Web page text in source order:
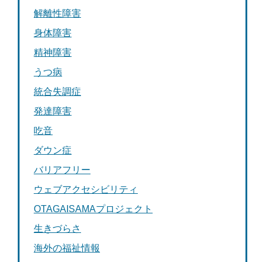
解離性障害
身体障害
精神障害
うつ病
統合失調症
発達障害
吃音
ダウン症
バリアフリー
ウェブアクセシビリティ
OTAGAISAMAプロジェクト
生きづらさ
海外の福祉情報